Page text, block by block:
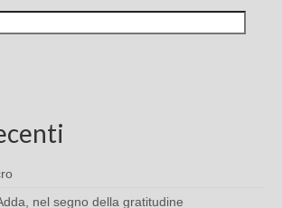
nel segno della gratitudine